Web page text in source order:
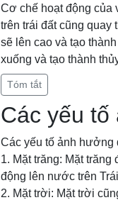
Cơ chế hoạt động của
trên trái đất cũng quay
sẽ lên cao và tạo
xuống và tạo thành
Tóm tắt
Các yếu
Các yếu tố ảnh hưởng
1. Mặt trăng: Mặt
động lên nước trên
2. Mặt trời: Mặt trời